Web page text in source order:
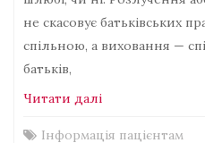
не скасовує батьківських
спільною, а виховання —
батьків,
Читати далі
Інформація пацієнтам